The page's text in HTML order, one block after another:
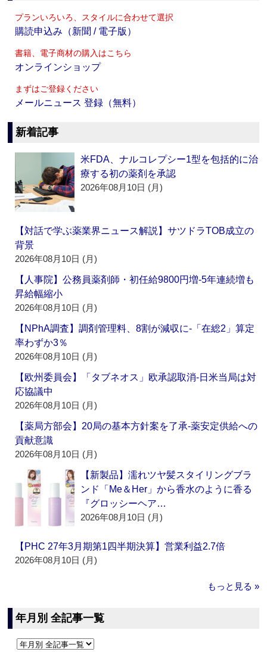
プランいろいろ、スタイルに合わせて選択
購読申込み（新聞 / 電子版）
書籍、電子商材の購入はこちら
オンラインショップ
まずはご登録ください
メールニュース 登録（無料）
新着記事
米FDA、ナルコレプシー1型を包括的に治
療する初の薬剤を承認
2026年08月10日 (月)
【対話で学ぶ薬業界ニュース解説】サツドラTOB成立の
背景
2026年08月10日 (月)
【人事院】公務員薬剤師・初任給9800円増‐5年連続増も
昇給幅縮小
2026年08月10日 (月)
【NPhA調査】調剤管理料、8割が減収に‐「在総2」算定
率わずか3％
2026年08月10日 (月)
【欧州委員会】「タブネオス」欧承認取消‐日米当局は対
応協議中
2026年08月10日 (月)
【薬局方部会】20局の基本方針案を了承‐薬安定供給への
貢献意識
2026年08月10日 (月)
【新製品】濡れツヤ髪スタイリングブラ
ンド「Me＆Her」から香水のように香る
『グロッシーヘア…
2026年08月10日 (月)
【PHC 27年3月期第1四半期決算】営業利益2.7倍
2026年08月10日 (月)
もっと見る »
年月別 全記事一覧